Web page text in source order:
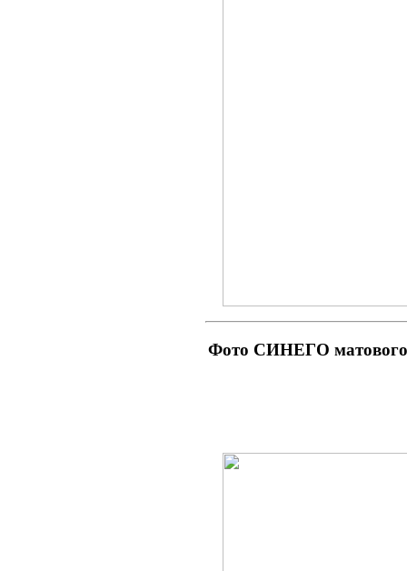
Фото СИНЕГО матового